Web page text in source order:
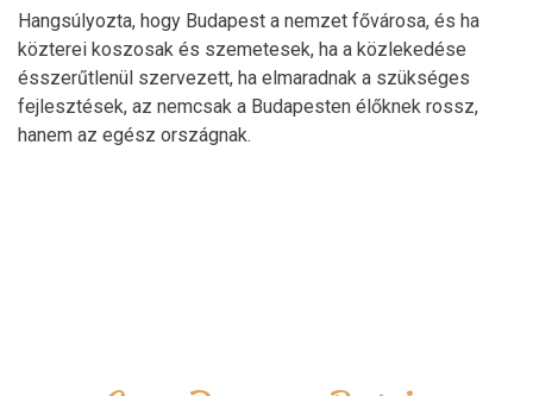
Hangsúlyozta, hogy Budapest a nemzet fővárosa, és ha
közterei koszosak és szemetesek, ha a közlekedése
ésszerűtlenül szervezett, ha elmaradnak a szükséges
fejlesztések, az nemcsak a Budapesten élőknek rossz,
hanem az egész országnak.